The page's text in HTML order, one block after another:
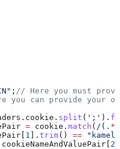
; // Here you must
you can provide your
. cookie . split ( ';' ).
= cookie . match ( / ( . *?
[ 1 ]. trim() ==
cookieNameAndValuePair [ 2